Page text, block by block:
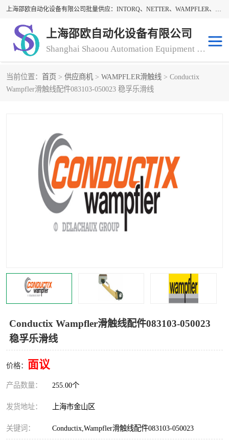
上海邵欧自动化设备有限公司批量供应：INTORQ、NETTER、WAMPFLER、WARNER、WICHITA、三菱离合器、warner离合器、NETTER振动器、WAMPFLER滑触线。上海邵欧自动化设备有限公司提供创新技术与产品解决方案，让客户享有高性价比，优质的产品和服务，我们坚持以持续技术和服务创新为客户不断创造价值。欢迎来电咨询！
上海邵欧自动化设备有限公司
Shanghai Shaoou Automation Equipment Co., Ltd
当前位置： 首页 > 供应商机 > WAMPFLER滑触线 > Conductix
Wampfler滑触线配件083103-050023 稳孚乐滑线
Conductix Wampfler滑触线配件083103-050023
稳孚乐滑线
价格： 面议
产品数量： 255.00个
发货地址： 上海市金山区
关键词： Conductix,Wampfler滑触线配件083103-050023
warner离合器 LENZE
INTORQ
BISON GEAR DAYTON
LEESON ELECTRIC carlson制动器
MACH III离合器 CLEVELAND
WICHITA Cleveland 张力控制器
MYCOM步进电机
Warner Linear